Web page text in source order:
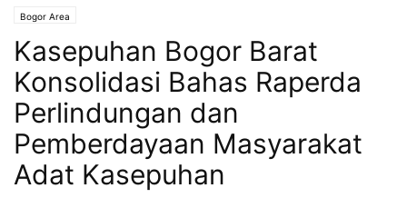
Bogor Area
Kasepuhan Bogor Barat
Konsolidasi Bahas Raperda
Perlindungan dan
Pemberdayaan Masyarakat
Adat Kasepuhan